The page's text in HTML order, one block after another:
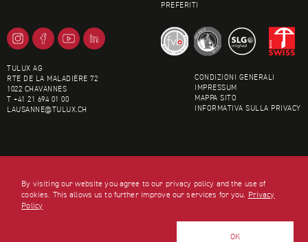
By visiting our website you agree to our privacy policy and the use of
cookies. This allows us to further improve our services for you. Privacy
Policy
OK
TULUX AG
RTE DE LA MALADIÈRE 72
1022 CHAVANNES
T +41 21 694 01 00
LAUSANNE@TULUX.CH
PREFERITI
CONDIZIONI GENERALI
IMPRESSUM
MAPPA SITO
INFORMATIVA SULLA PRIVACY